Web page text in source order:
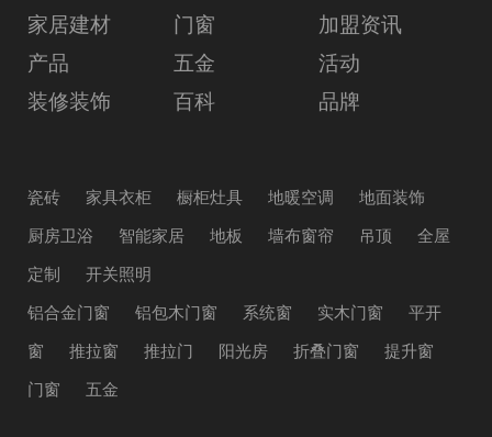
家居建材 门窗
加盟资讯
产品
五金
活动
装修装饰
百科 品牌
瓷砖 家具衣柜 橱柜灶具 地暖空调
地面装饰
厨房卫浴
智能家居 地板 墙布窗帘 吊顶
全屋
定制
开关照明
铝合金门窗
铝包木门窗 系统窗 实木门窗
平开
窗
推拉窗 推拉门 阳光房 折叠门窗
提升窗
门窗
五金